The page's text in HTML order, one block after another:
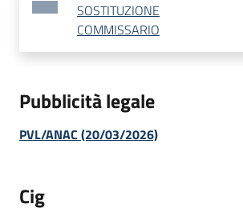
SOSTITUZIONE
COMMISSARIO
Pubblicità legale
PVL/ANAC (20/03/2026)
Cig